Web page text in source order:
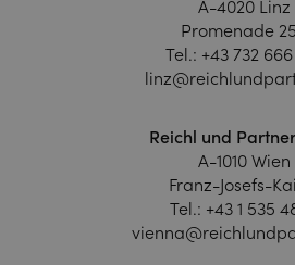
A-4020 Linz
Promenade
Tel.: +43 732
Reichl und
A-1010 Wien
Franz-Josefs-
Tel.: +43 1 535